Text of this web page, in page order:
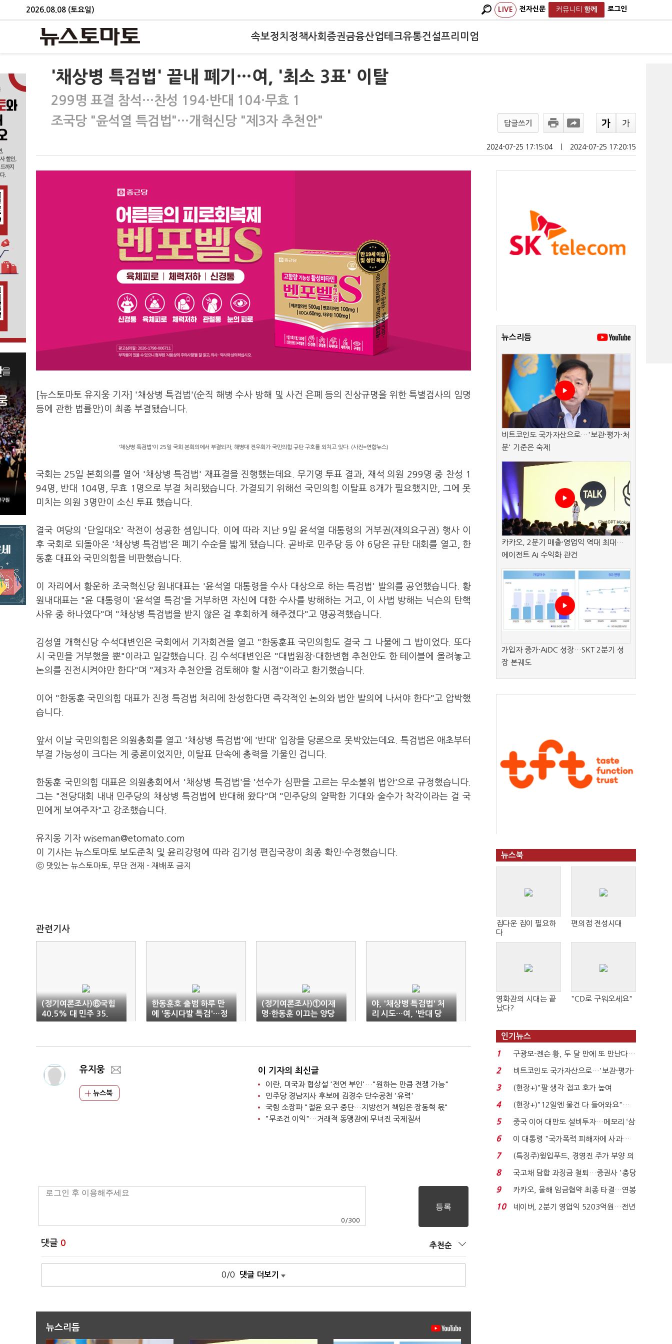
2026.08.08 (토요일) LIVE 전자신문 커뮤니티 함께 로그인
속보정치 정책사회 증권금융산업테크유통건설프리미엄
'채상병 특검법' 끝내 폐기…여, '최소 3표' 이탈
299명 표결 참석…찬성 194·반대 104·무효 1
조국당 "윤석열 특검법"…개혁신당 "제3자 추천안"
답글쓰기
2024-07-25 17:15:04 2024-07-25 17:20:15
[뉴스토마토 유지웅 기자] '채상병 특검법'(순직 해병 수사 방해 및 사건 은폐 등의 진상규명을 위한 특별검사의 임명
등에 관한 법률안)이 최종 부결됐습니다.
'채상병 특검법'이 25일 국회 본회의에서 부결되자, 해병대 전우회가 국민의힘 규탄 구호를 외치고 있다. (사진=연합뉴스)
국회는 25일 본회의를 열어 '채상병 특검법' 재표결을 진행했는데요. 무기명 투표 결과, 재석 의원 299명 중 찬성 1
94명, 반대 104명, 무효 1명으로 부결 처리됐습니다. 가결되기 위해선 국민의힘 이탈표 8개가 필요했지만, 그에 못
미치는 의원 3명만이 소신 투표 했습니다.
결국 여당의 '단일대오' 작전이 성공한 셈입니다. 이에 따라 지난 9일 윤석열 대통령의 거부권(재의요구권) 행사 이
후 국회로 되돌아온 '채상병 특검법'은 폐기 수순을 밟게 됐습니다. 곧바로 민주당 등 야 6당은 규탄 대회를 열고, 한
동훈 대표와 국민의힘을 비판했습니다.
이 자리에서 황운하 조국혁신당 원내대표는 '윤석열 대통령을 수사 대상으로 하는 특검법' 발의를 공언했습니다. 황
원내대표는 "윤 대통령이 '윤석열 특검'을 거부하면 자신에 대한 수사를 방해하는 거고, 이 사법 방해는 닉슨의 탄핵
사유 중 하나였다"며 "채상병 특검법을 받지 않은 걸 후회하게 해주겠다"고 맹공격했습니다.
김성열 개혁신당 수석대변인은 국회에서 기자회견을 열고 "한동훈표 국민의힘도 결국 그 나물에 그 밥이었다. 또다
시 국민을 거부했을 뿐"이라고 일갈했습니다. 김 수석대변인은 "대법원장·대한변협 추천안도 한 테이블에 올려놓고
논의를 진전시켜야만 한다"며 "제3자 추천안을 검토해야 할 시점"이라고 환기했습니다.
이어 "한동훈 국민의힘 대표가 진정 특검법 처리에 찬성한다면 즉각적인 논의와 법안 발의에 나서야 한다"고 압박했
습니다.
앞서 이날 국민의힘은 의원총회를 열고 '채상병 특검법'에 '반대' 입장을 당론으로 못박았는데요. 특검법은 애초부터
부결 가능성이 크다는 게 중론이었지만, 이탈표 단속에 총력을 기울인 겁니다.
한동훈 국민의힘 대표은 의원총회에서 '채상병 특검법'을 '선수가 심판을 고르는 무소불위 법안'으로 규정했습니다.
그는 "전당대회 내내 민주당의 채상병 특검법에 반대해 왔다"며 "민주당의 얄팍한 기대와 술수가 착각이라는 걸 국
민에게 보여주자"고 강조했습니다.
유지웅 기자 wiseman@etomato.com
이 기사는 뉴스토마토 보도준칙 및 윤리강령에 따라 김기성 편집국장이 최종 확인·수정했습니다.
ⓒ 맛있는 뉴스토마토, 무단 전재 - 재배포 금지
관련기사
(정기여론조사)⑥국힘
40.5% 대 민주 35.
8%…조국 8.4% '최저
한동훈호 출범 하루 만
에 '동시다발 특검'…정
국 격랑
(정기여론조사)①이재
명·한동훈 이끄는 양당
기대감 '팽팽'…민주 전
야, '채상병 특검법' 처
리 시도…여, '반대 당
론' 이탈표 단속(종합)
유지웅
뉴스북
이 기자의 최신글
이란, 미국과 협상설 '전면 부인'…"원하는 만큼 전쟁 가능"
민주당 경남지사 후보에 김경수 단수공천 '유력'
국힘 소장파 "절윤 요구 중단…지방선거 책임은 장동혁 몫"
"무조건 이익"…거래적 동맹관에 무너진 국제질서
0 /300
댓글 0 추천순
0/0 댓글 더보기
뉴스리듬
뉴스리듬
비트코인도 국가자산으로…'보관·평가·처
분' 기준은 숙제
카카오, 2분기 매출·영업익 역대 최대…
에이전트 AI 수익화 관건
가입자 증가·AIDC 성장…SKT 2분기 성
장 본궤도
뉴스북
집다운 집이 필요하
다
편의점 전성시대
영화관의 시대는 끝
났다?
"CD로 구워오세요"
인기뉴스
1
구광모-젠슨 황, 두 달 만에 또 만난다…
로봇·AI 등 논...
2
비트코인도 국가자산으로…'보관·평가·
처분' 기준은 ...
3
(현장+)"팔 생각 접고 호가 높여
요"…'덜 똘똘한 한 채' 20...
4
(현장+)"12일엔 물건 다 들어와요"…
빈 매대 채우며 문 연 ...
5
중국 이어 대만도 설비투자…메모리 ‘삼
국전쟁’
6
이 대통령 "국가폭력 피해자에 사과…
적극적 조사로 진...
7
(특징주)윙입푸드, 경영진 주가 부양 의
지에 상한가...
8
국고채 담합 과징금 철퇴…증권사 '충당
금 폭탄' 우려...
9
카카오, 올해 임금협약 최종 타결…연봉
6.3% 인상·격려...
10
네이버, 2분기 영업익 5203억원…전년